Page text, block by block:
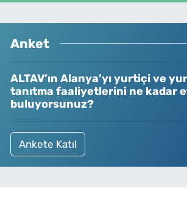
Anket
ALTAV’ın Alanya’yı yurtiçi ve
tanıtma faaliyetlerini ne kadar
buluyorsunuz?
Ankete Katıl